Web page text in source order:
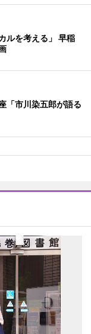
ルを考える」 早稲
「市川染五郎が語る